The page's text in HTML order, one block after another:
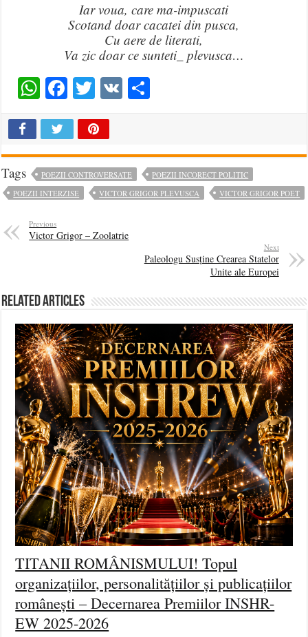
Iar voua, care ma-impuscati
Scotand doar cacatei din pusca,
Cu aere de literati,
Va zic doar ce sunteti_ plevusca…
WhatsApp
Facebook
Twitter
VK
Tags POEZII CONTROVERSATE
POEZII INCORECT POLITIC
POEZII INTERZISE
VICTOR GRIGOR PLEVUSCA VICTOR GRIGOR POET
Previous
Victor Grigor – Zoolatrie
Next
Paleologu Susține Crearea Statelor
Unite ale Europei
Related Articles
TITANII ROMÂNISMULUI! Topul
organizațiilor, personalitățiilor și publicațiilor
românești – Decernarea Premiilor INSHR-
EW 2025-2026